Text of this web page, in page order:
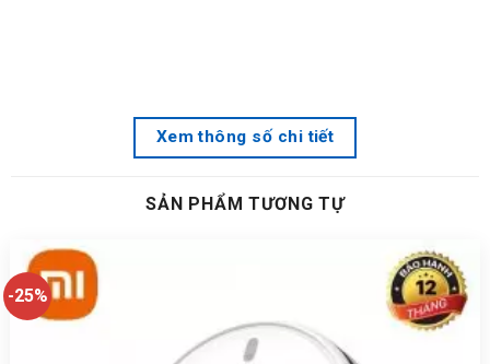
Xem thông số chi tiết
SẢN PHẨM TƯƠNG TỰ
-25%